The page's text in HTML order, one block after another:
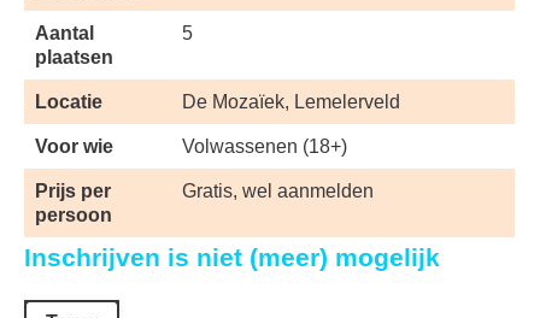
Aantal
plaatsen
5
Locatie De Mozaïek, Lemelerveld
Voor wie Volwassenen (18+)
Prijs per
persoon
Gratis, wel aanmelden
Inschrijven is niet (meer) mogelijk